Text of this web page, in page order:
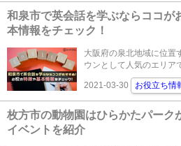
和泉市で英会話を学ぶならココが
本情報をチェック！
大阪府の泉北地域に位置
ウンとして人気のエリア
2021-03-30 お役立ち情
枚方市の動物園はひらかたパーク
イベントを紹介